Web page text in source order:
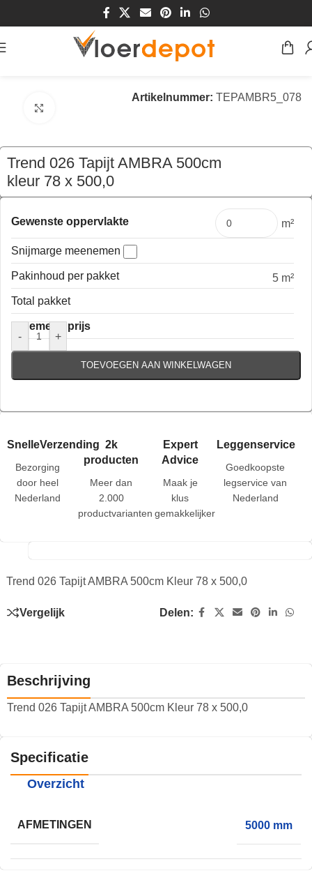
/Vloeren/Tapijt
Artikelnummer: TEPAMBR5_078
Trend 026 Tapijt AMBRA 500cm
kleur 78 x 500,0
€199,50 per mtr
Gewenste oppervlakte m²
Snijmarge meenemen
Pakinhoud per pakket
5 m²
Total pakket
Algemene prijs
-
+
TOEVOEGEN AAN WINKELWAGEN
SnelleVerzending
Bezorging
door heel
Nederland
2k
producten
Meer dan
2.000
productvarianten
Expert
Advice
Maak je
klus
gemakkelijker
Leggenservice
Goedkoopste
legservice van
Nederland
Trend 026 Tapijt AMBRA 500cm Kleur 78 x 500,0
Vergelijk Delen:
Beschrijving
Trend 026 Tapijt AMBRA 500cm Kleur 78 x 500,0
Specificatie
Overzicht
AFMETINGEN 5000 mm